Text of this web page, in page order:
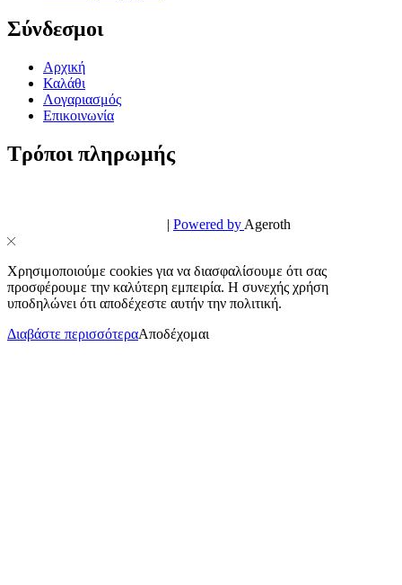
Σύνδεσμοι
Αρχική
Καλάθι
Λογαριασμός
Επικοινωνία
Τρόποι πληρωμής
| Powered by Ageroth
Χρησιμοποιούμε cookies για να διασφαλίσουμε ότι σας
προσφέρουμε την καλύτερη εμπειρία. Η συνεχής χρήση
υποδηλώνει ότι αποδέχεστε αυτήν την πολιτική.
Διαβάστε περισσότεραΑποδέχομαι